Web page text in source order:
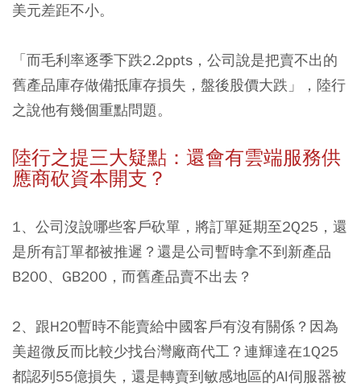
美元差距不小。
「而毛利率逐季下跌2.2ppts，公司說是把賣不出的
舊產品庫存做備抵庫存損失，盤後股價大跌」，陸行
之說他有幾個重點問題。
陸行之提三大疑點：還會有雲端服務供
應商砍資本開支？
1、公司沒說哪些客戶砍單，將訂單延期至2Q25，還
是所有訂單都被推遲？還是公司暫時拿不到新產品
B200、GB200，而舊產品賣不出去？
2、跟H20暫時不能賣給中國客戶有沒有關係？因為
美超微反而比較少找台灣廠商代工？連輝達在1Q25
都認列55億損失，還是轉賣到敏感地區的AI伺服器被